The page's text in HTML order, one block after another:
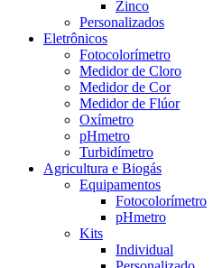
Zinco
Personalizados
Eletrônicos
Fotocolorímetro
Medidor de Cloro
Medidor de Cor
Medidor de Flúor
Oxímetro
pHmetro
Turbidímetro
Agricultura e Biogás
Equipamentos
Fotocolorímetro
pHmetro
Kits
Individual